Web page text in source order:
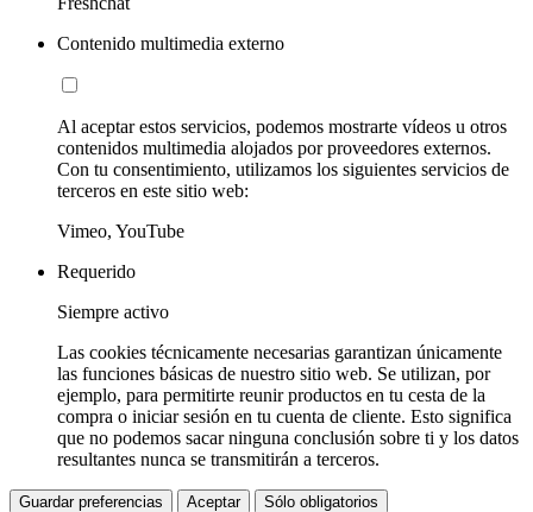
Contenido multimedia externo
Al aceptar estos servicios, podemos mostrarte vídeos u otros
contenidos multimedia alojados por proveedores externos.
Con tu consentimiento, utilizamos los siguientes servicios de
terceros en este sitio web:
Vimeo, YouTube
Requerido
Siempre activo
Las cookies técnicamente necesarias garantizan únicamente
las funciones básicas de nuestro sitio web. Se utilizan, por
ejemplo, para permitirte reunir productos en tu cesta de la
compra o iniciar sesión en tu cuenta de cliente. Esto significa
que no podemos sacar ninguna conclusión sobre ti y los datos
resultantes nunca se transmitirán a terceros.
Guardar preferencias Aceptar Sólo obligatorios